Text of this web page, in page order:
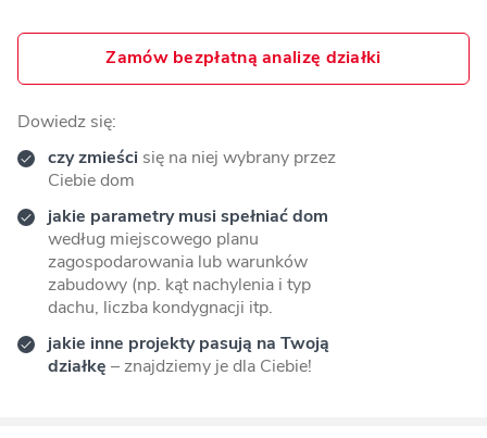
Zamów bezpłatną analizę działki
Dowiedz się:
czy zmieści się na niej wybrany przez
Ciebie dom
jakie parametry musi spełniać dom
według miejscowego planu
zagospodarowania lub warunków
zabudowy (np. kąt nachylenia i typ
dachu, liczba kondygnacji itp.
jakie inne projekty pasują na Twoją
działkę – znajdziemy je dla Ciebie!